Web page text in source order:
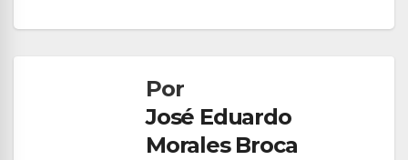
Navegación
entradasPor
José Eduardo
Morales Broca